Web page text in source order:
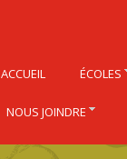
ACCUEIL ÉCOLES
NOUS JOINDRE